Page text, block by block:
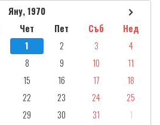
Яну, 1970
Чет Пет Съб
Нед
1 2 3
4
8 9 10
11
15 16 17
18
22 23 24
25
29 30 31
1